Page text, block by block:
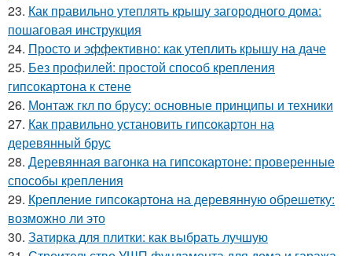
23. Как правильно утеплять крышу загородного дома:
пошаговая инструкция
24. Просто и эффективно: как утеплить крышу на даче
25. Без профилей: простой способ крепления
гипсокартона к стене
26. Монтаж гкл по брусу: основные принципы и техники
27. Как правильно установить гипсокартон на
деревянный брус
28. Деревянная вагонка на гипсокартоне: проверенные
способы крепления
29. Крепление гипсокартона на деревянную обрешетку:
возможно ли это
30. Затирка для плитки: как выбрать лучшую